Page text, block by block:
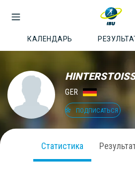
КАЛЕНДАРЬ
GER
ПОДПИСАТЬСЯ
Статистика